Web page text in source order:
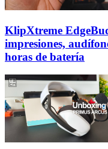
KlipXtreme
impresiones,
horas de batería